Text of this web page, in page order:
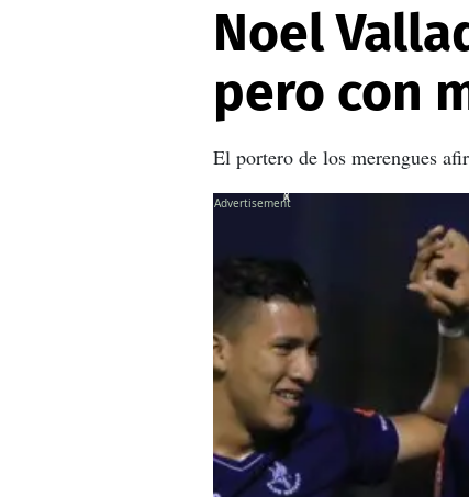
Noel
pero con
El portero de los merengues
X